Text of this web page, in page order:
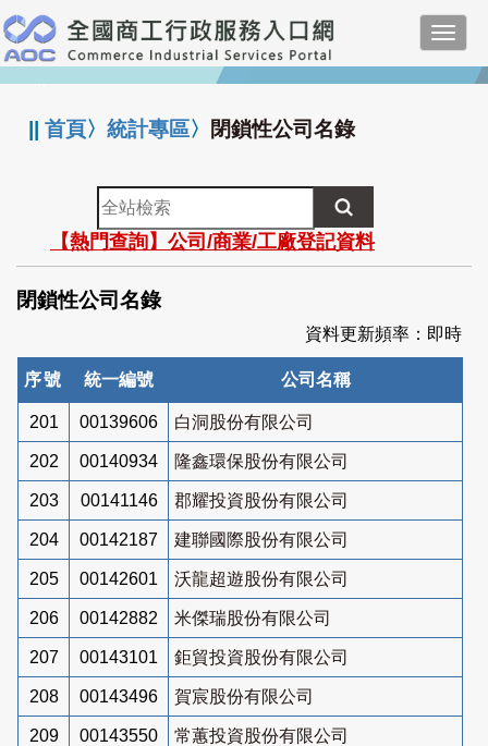
跳
到
主
要
:::
||首頁〉統計專區〉 閉鎖性公司名錄
全
站
檢
索
【熱門查詢】公司/商業/工廠登記資料
閉鎖性公司名錄
資料更新頻率：即時
序號 統一編號 公司名稱
201 00139606 白洞股份有限公司
202 00140934 隆鑫環保股份有限公司
203 00141146 郡耀投資股份有限公司
204 00142187 建聯國際股份有限公司
205 00142601 沃龍超遊股份有限公司
206 00142882 米傑瑞股份有限公司
207 00143101 鉅貿投資股份有限公司
208 00143496 賀宸股份有限公司
209 00143550 常蕙投資股份有限公司